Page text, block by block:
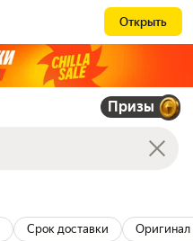
Открыть
Призы
Срок доставки Оригинал